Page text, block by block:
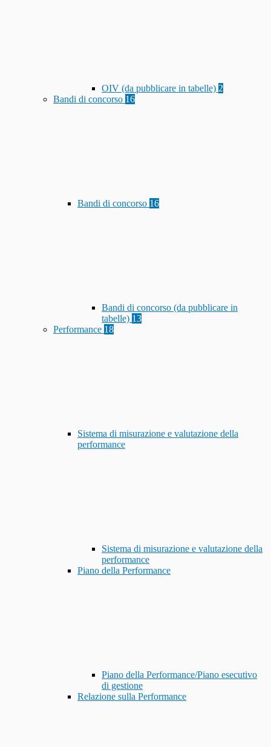
OIV (da pubblicare in tabelle) 2
Bandi di concorso 16
Bandi di concorso 16
Bandi di concorso (da pubblicare in
tabelle) 13
Performance 18
Sistema di misurazione e valutazione della
performance
Sistema di misurazione e valutazione della
performance
Piano della Performance
Piano della Performance/Piano esecutivo
di gestione
Relazione sulla Performance